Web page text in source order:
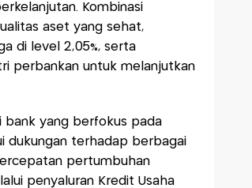
Kombinasi
aset yang sehat,
di level 2,05%, serta
perbankan untuk melanjutkan
bank yang berfokus pada
dukungan terhadap berbagai
pertumbuhan
penyaluran Kredit Usaha